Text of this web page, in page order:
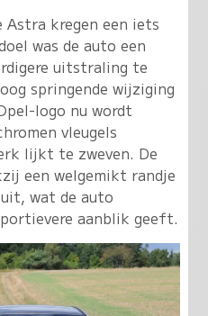
Astra kregen een iets
was de auto een
uitstraling te
springende wijziging
logo nu wordt
vleugels
lijkt te zweven. De
een welgemikt randje
wat de auto
aanblik geeft.